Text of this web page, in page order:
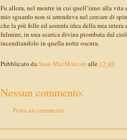
Fu allora, nel mentre in cui quell’inno alla
mio sguardo non si arrendeva nel cercare di
che la più folle ed assurda idea della mia intera
fulmine, in una scarica divina piombata dal
incendiandolo in quella notte oscura.
Pubblicato daSean MacMalcomalle 17:49
Nessun commento:
Posta un commento